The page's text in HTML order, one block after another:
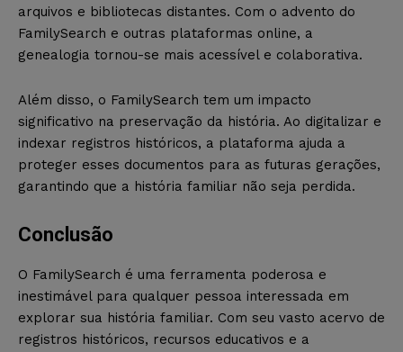
arquivos e bibliotecas distantes. Com o advento do
FamilySearch e outras plataformas online, a
genealogia tornou-se mais acessível e colaborativa.
Além disso, o FamilySearch tem um impacto
significativo na preservação da história. Ao digitalizar e
indexar registros históricos, a plataforma ajuda a
proteger esses documentos para as futuras gerações,
garantindo que a história familiar não seja perdida.
Conclusão
O FamilySearch é uma ferramenta poderosa e
inestimável para qualquer pessoa interessada em
explorar sua história familiar. Com seu vasto acervo de
registros históricos, recursos educativos e a